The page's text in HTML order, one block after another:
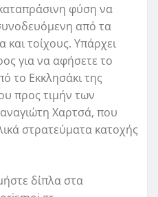
φύση να
από τα
τοίχους. Υπάρχει
για να αφήσετε το
το Εκκλησάκι της
προς τιμήν των
Χαρτσά, που
στρατεύματα κατοχής